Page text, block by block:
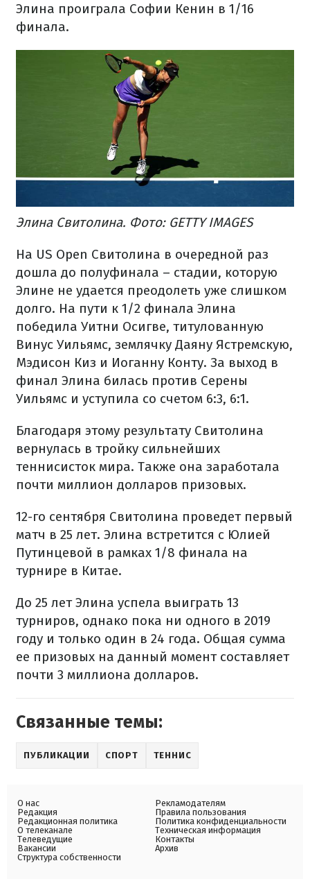
Элина проиграла Софии Кенин в 1/16
финала.
Элина Свитолина. Фото: GETTY IMAGES
На US Open Свитолина в очередной раз
дошла до полуфинала – стадии, которую
Элине не удается преодолеть уже слишком
долго. На пути к 1/2 финала Элина
победила Уитни Осигве, титулованную
Винус Уильямс, землячку Даяну Ястремскую,
Мэдисон Киз и Иоганну Конту. За выход в
финал Элина билась против Серены
Уильямс и уступила со счетом 6:3, 6:1.
Благодаря этому результату Свитолина
вернулась в тройку сильнейших
теннисисток мира. Также она заработала
почти миллион долларов призовых.
12-го сентября Свитолина проведет первый
матч в 25 лет. Элина встретится с Юлией
Путинцевой в рамках 1/8 финала на
турнире в Китае.
До 25 лет Элина успела выиграть 13
турниров, однако пока ни одного в 2019
году и только один в 24 года. Общая сумма
ее призовых на данный момент составляет
почти 3 миллиона долларов.
Связанные темы:
ПУБЛИКАЦИИ СПОРТ ТЕННИС
О нас
Редакция
Редакционная политика
О телеканале
Телеведущие
Вакансии
Структура собственности
Рекламодателям
Правила пользования
Политика конфиденциальности
Техническая информация
Контакты
Архив